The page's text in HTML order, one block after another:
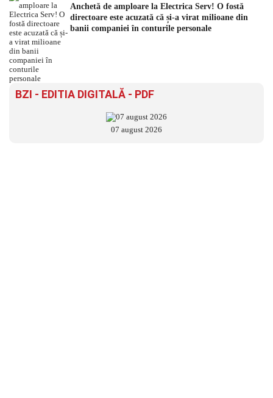
Anchetă de amploare la Electrica Serv! O fostă
directoare este acuzată că și-a virat milioane din
banii companiei în conturile personale
BZI - EDITIA DIGITALĂ - PDF
07 august 2026